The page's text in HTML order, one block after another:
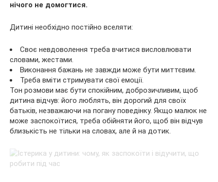
нічого не домогтися.
Дитині необхідно постійно вселяти:
Своє невдоволення треба вчитися висловлювати
словами, жестами.
Виконання бажань не завжди може бути миттєвим.
Треба вміти стримувати свої емоції.
Тон розмови має бути спокійним, доброзичливим, щоб
дитина відчув: його люблять, він дорогий для своїх
батьків, незважаючи на погану поведінку. Якщо малюк не
може заспокоїтися, треба обійняти його, щоб він відчув
близькість не тільки на словах, але й на дотик.